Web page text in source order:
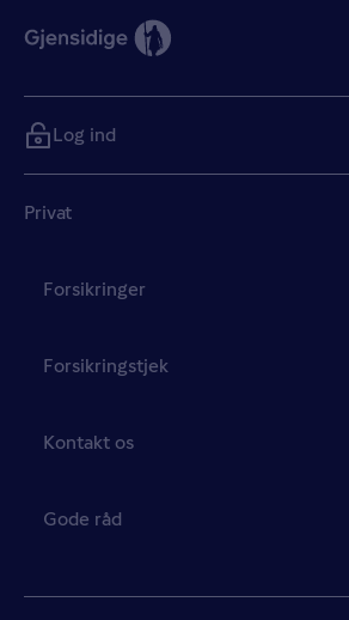
Privat
Forsikringer
Forsikringstjek
Kontakt os
Gode råd
Log ind